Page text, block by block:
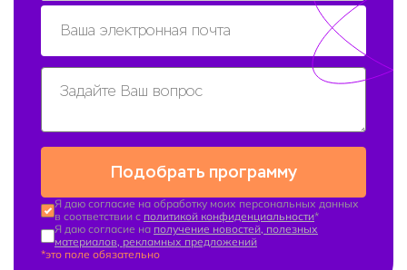
Подобрать программу
Я даю согласие на обработку моих персональных данных
в соответствии с политикой конфиденциальности*
Я даю согласие на получение новостей, полезных
материалов, рекламных предложений
*это поле обязательно